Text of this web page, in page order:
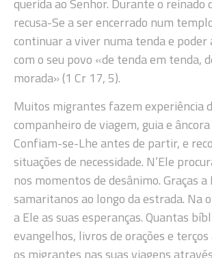
recusa-Se a ser encerrado num
continuar a viver numa tenda e poder
com o seu povo «de tenda em tenda,
morada» (1 Cr 17, 5).
Muitos migrantes fazem experiência
companheiro de viagem, guia e
Confiam-se-Lhe antes de partir, e
situações de necessidade. N’Ele
nos momentos de desânimo. Graças a
samaritanos ao longo da estrada. Na
a Ele as suas esperanças. Quantas
evangelhos, livros de orações e
os migrantes nas suas viagens